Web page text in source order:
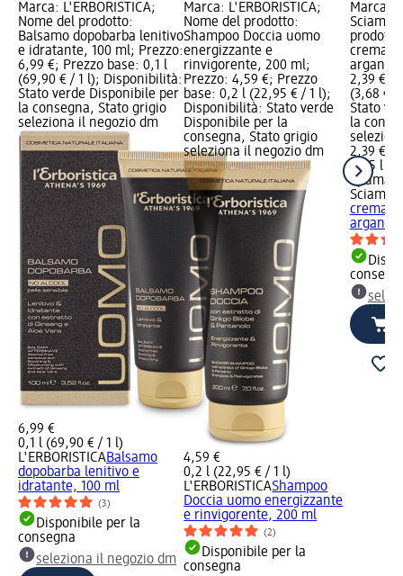
Marca: L'ERBORISTICA;
Nome del prodotto:
Balsamo dopobarba lenitivo
e idratante, 100 ml; Prezzo:
6,99 €; Prezzo base: 0,1 l
(69,90 € / 1 l); Disponibilità:
Stato verde Disponibile per
la consegna, Stato grigio
seleziona il negozio dm
6,99 €
0,1 l (69,90 € / 1 l)
L'ERBORISTICABalsamo
dopobarba lenitivo e
idratante, 100 ml
(3)
Disponibile per la
consegna
seleziona il negozio dm
Marca: L'ERBORISTICA;
Nome del prodotto:
Shampoo Doccia uomo
energizzante e
rinvigorente, 200 ml;
Prezzo: 4,59 €; Prezzo
base: 0,2 l (22,95 € / 1 l);
Disponibilità: Stato verde
Disponibile per la
consegna, Stato grigio
seleziona il negozio dm
4,59 €
0,2 l (22,95 € / 1 l)
L'ERBORISTICAShampoo
Doccia uomo energizzante
e rinvigorente, 200 ml
(2)
Disponibile per la
consegna
Marca:
crema
argan e
2,39 €;
(3,68 €
Stato
la
2,39 €
0,65 l
Spuma
crema
argan